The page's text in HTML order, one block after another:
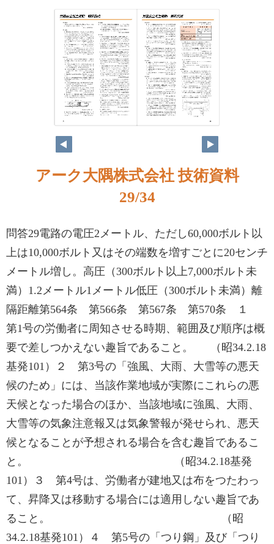
アーク大隅株式会社 技術資料
29/34
問答29電路の電圧2メートル、ただし60,000ボルト以
上は10,000ボルト又はその端数を増すごとに20センチ
メートル増し。高圧（300ボルト以上7,000ボルト未
満）1.2メートル1メートル低圧（300ボルト未満）離
隔距離第564条 第566条 第567条 第570条 １
第1号の労働者に周知させる時期、範囲及び順序は概
要で差しつかえない趣旨であること。 （昭34.2.18
基発101）２ 第3号の「強風、大雨、大雪等の悪天
候のため」には、当該作業地域が実際にこれらの悪
天候となった場合のほか、当該地域に強風、大雨、
大雪等の気象注意報又は気象警報が発せられ、悪天
候となることが予想される場合を含む趣旨であるこ
と。 （昭34.2.18基発
101）３ 第4号は、労働者が建地又は布をつたわっ
て、昇降又は移動する場合には適用しない趣旨であ
ること。 （昭
34.2.18基発101）４ 第5号の「つり鋼」及び「つり